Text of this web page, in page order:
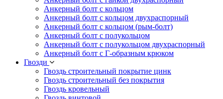
Анкерный болт с кольцом
Анкерный болт с кольцом двухраспорный
Анкерный болт с кольцом (рым-болт)
Анкерный болт с полукольцом
Анкерный болт с полукольцом двухраспорный
Анкерный болт с Г-образным крюком
Гвозди
Гвоздь строительный покрытие цинк
Гвоздь строительный без покрытия
Гвоздь кровельный